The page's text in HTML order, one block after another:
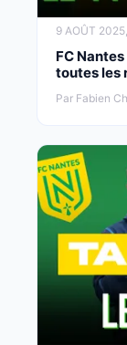
9 AOÛT
FC
toutes les
Par Fabien